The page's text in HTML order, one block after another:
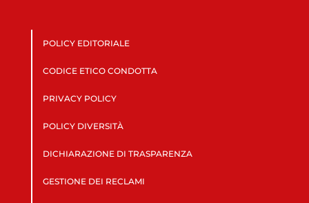
POLICY EDITORIALE
CODICE ETICO CONDOTTA
PRIVACY POLICY
POLICY DIVERSITÀ
DICHIARAZIONE DI TRASPARENZA
GESTIONE DEI RECLAMI